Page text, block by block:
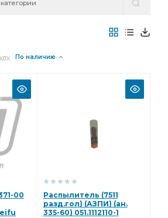
По наличию
00
Распылитель (7511
разд.гол) (АЗПИ) (ан.
335-60) 051.1112110-1